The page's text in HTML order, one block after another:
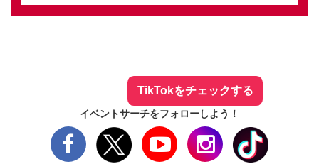
TikTokをチェックする
イベントサーチをフォローしよう！